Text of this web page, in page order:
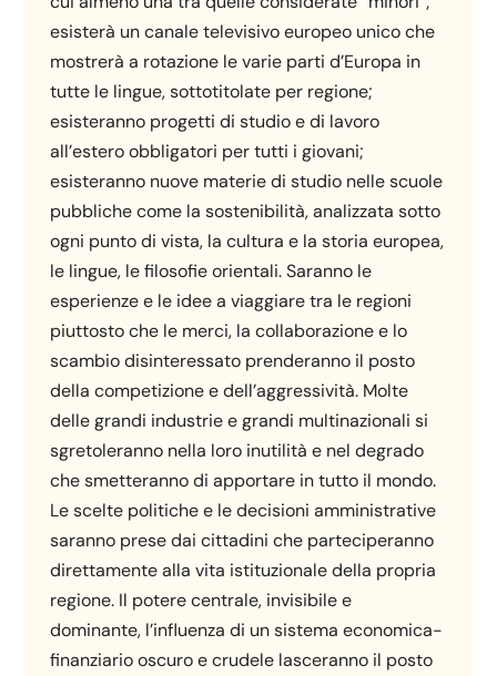
esisterà un canale televisivo europeo unico che
mostrerà a rotazione le varie parti d’Europa in
tutte le lingue, sottotitolate per regione;
esisteranno progetti di studio e di lavoro
all’estero obbligatori per tutti i giovani;
esisteranno nuove materie di studio nelle scuole
pubbliche come la sostenibilità, analizzata sotto
ogni punto di vista, la cultura e la storia europea,
le lingue, le filosofie orientali. Saranno le
esperienze e le idee a viaggiare tra le regioni
piuttosto che le merci, la collaborazione e lo
scambio disinteressato prenderanno il posto
della competizione e dell’aggressività. Molte
delle grandi industrie e grandi multinazionali si
sgretoleranno nella loro inutilità e nel degrado
che smetteranno di apportare in tutto il mondo.
Le scelte politiche e le decisioni amministrative
saranno prese dai cittadini che parteciperanno
direttamente alla vita istituzionale della propria
regione. Il potere centrale, invisibile e
dominante, l’influenza di un sistema economica-
finanziario oscuro e crudele lasceranno il posto